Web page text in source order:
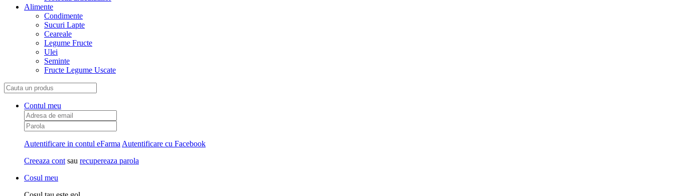
Alimente
Condimente
Sucuri Lapte
Ceareale
Legume Fructe
Ulei
Seminte
Fructe Legume Uscate
Contul meu
Autentificare in contul eFarma Autentificare cu Facebook
Creeaza cont sau recupereaza parola
Cosul meu